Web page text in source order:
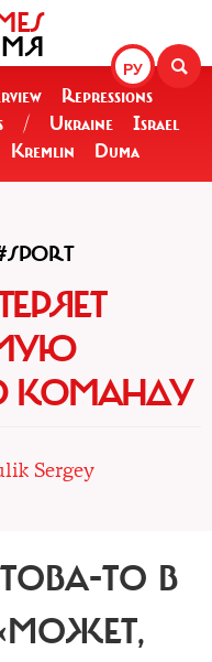
РУ
Repressions
/ Ukraine
Israel
Kremlin Duma
КОМАНДУ
Sergey
ТО В